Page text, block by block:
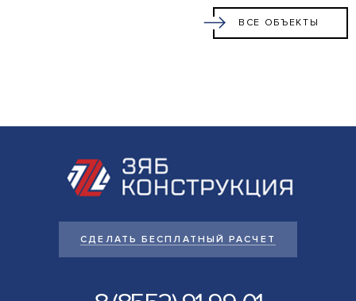
ВСЕ ОБЪЕКТЫ
СДЕЛАТЬ БЕСПЛАТНЫЙ РАСЧЕТ